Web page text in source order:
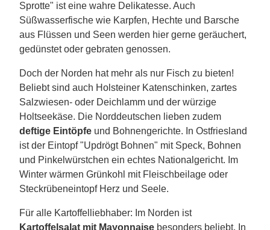
Sprotte" ist eine wahre Delikatesse. Auch
Süßwasserfische wie Karpfen, Hechte und Barsche
aus Flüssen und Seen werden hier gerne geräuchert,
gedünstet oder gebraten genossen.
Doch der Norden hat mehr als nur Fisch zu bieten!
Beliebt sind auch Holsteiner Katenschinken, zartes
Salzwiesen- oder Deichlamm und der würzige
Holtseekäse. Die Norddeutschen lieben zudem
deftige Eintöpfe und Bohnengerichte. In Ostfriesland
ist der Eintopf "Updrögt Bohnen" mit Speck, Bohnen
und Pinkelwürstchen ein echtes Nationalgericht. Im
Winter wärmen Grünkohl mit Fleischbeilage oder
Steckrübeneintopf Herz und Seele.
Für alle Kartoffelliebhaber: Im Norden ist
Kartoffelsalat mit Mayonnaise besonders beliebt. In